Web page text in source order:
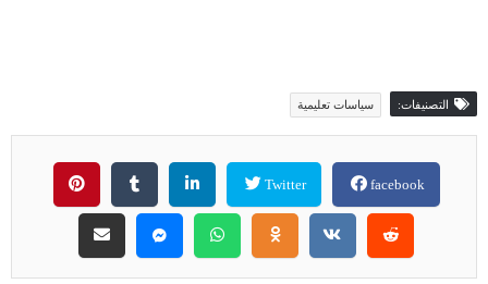
التصنيفات: سياسات تعليمية
facebook
Twitter